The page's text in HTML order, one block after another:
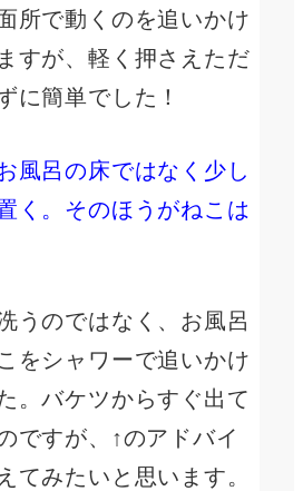
所で動くのを追いかけ
すが、軽く押さえただ
に簡単でした！
風呂の床ではなく少し
く。そのほうがねこは
うのではなく、お風呂
をシャワーで追いかけ
。バケツからすぐ出て
ですが、↑のアドバイ
てみたいと思います。